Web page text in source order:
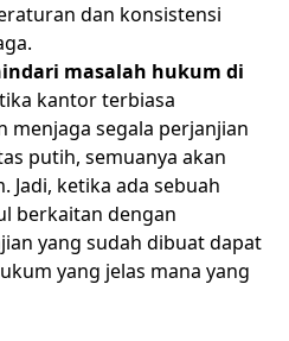
dan konsistensi
masalah hukum di
kantor terbiasa
menjaga segala perjanjian
putih, semuanya akan
Jadi, ketika ada sebuah
berkaitan dengan
yang sudah dibuat dapat
yang jelas mana yang